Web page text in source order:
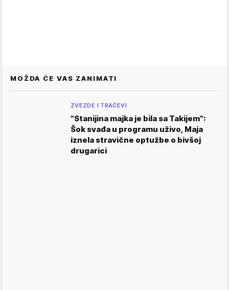
MOŽDA ĆE VAS ZANIMATI
ZVEZDE I TRAČEVI
"Stanijina majka je bila sa Takijem":
Šok svađa u programu uživo, Maja
iznela stravične optužbe o bivšoj
drugarici